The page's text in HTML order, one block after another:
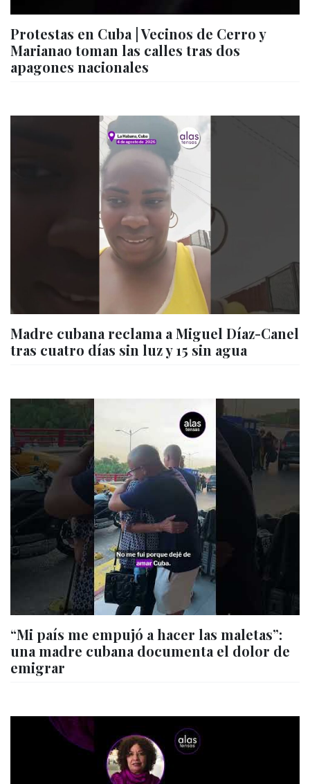
Protestas en Cuba | Vecinos de Cerro y
Marianao toman las calles tras dos
apagones nacionales
Madre cubana reclama a Miguel Díaz-Canel
tras cuatro días sin luz y 15 sin agua
“Mi país me empujó a hacer las maletas”:
una madre cubana documenta el dolor de
emigrar